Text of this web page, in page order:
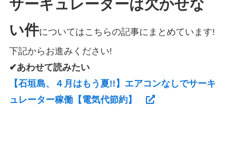
サーキュレーターは欠かせな
い件についてはこちらの記事にまとめています!
下記からお進みください!
✔あわせて読みたい
【石垣島、４月はもう夏!!】エアコンなしでサーキ
ュレーター稼働【電気代節約】